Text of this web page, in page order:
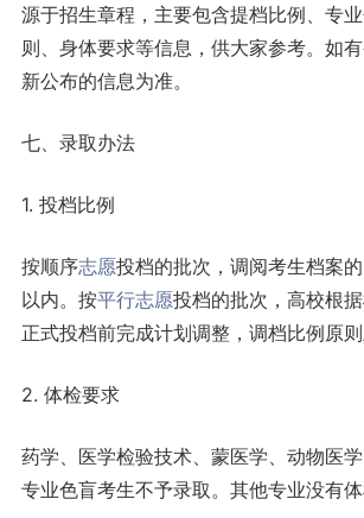
源于招生章程，主要包含提档比例、专
则、身体要求等信息，供大家参考。如
新公布的信息为准。
七、录取办法
1. 投档比例
按顺序志愿投档的批次，调阅考生档案
以内。按平行志愿投档的批次，高校根
正式投档前完成计划调整，调档比例原则
2. 体检要求
药学、医学检验技术、蒙医学、动物医
专业色盲考生不予录取。其他专业没有体